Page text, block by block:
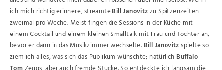
ich mich richtig erinnere, streamteBill Janovitzzu Spitzenzeiten
zweimal pro Woche. Meist fingen die Sessions in der Küche mit
einem Cocktail und einem kleinen Smalltalk mit Frau und Tochter an,
bevor er dann in das Musikzimmer wechselte. Bill Janovitzspielte so
ziemlich alles, was sich das Publikum wünschte; natürlich Buffalo